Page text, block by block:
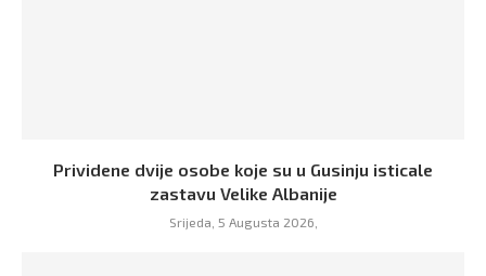
Prividene dvije osobe koje su u Gusinju isticale
zastavu Velike Albanije
Srijeda, 5 Augusta 2026,